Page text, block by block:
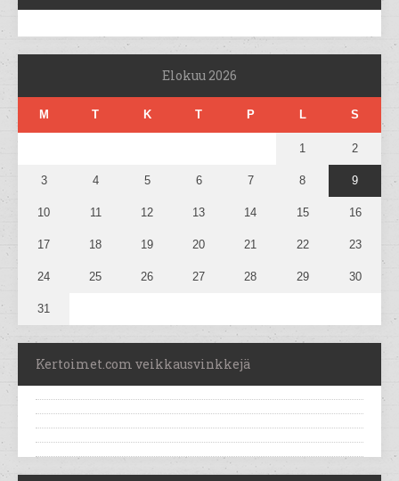
Elokuu 2026
M T K T P L S
1 2
3 4 5 6 7 8 9
10 11 12 13 14 15 16
17 18 19 20 21 22 23
24 25 26 27 28 29 30
31
Kertoimet.com veikkausvinkkejä